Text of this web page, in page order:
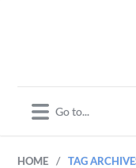
HOME / TAG